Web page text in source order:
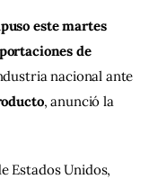
este martes
de
nacional ante
, anunció la
Estados Unidos,